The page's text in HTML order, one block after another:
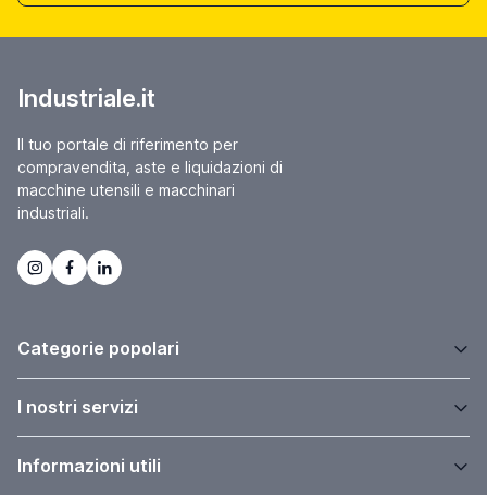
Industriale.it
Il tuo portale di riferimento per
compravendita, aste e liquidazioni di
macchine utensili e macchinari
industriali.
Categorie popolari
I nostri servizi
Informazioni utili